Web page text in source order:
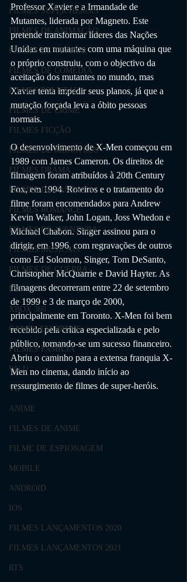
FILMES SUPER HERÓIS
FILMES DE ANIMAÇÃO
FILMES DE TERROR
FILMES DE COMÉDIA
FILMES POLICIAL
FILMES DE CRIME
FILMES FICÇÃO
FILMES DE MONSTROS
FILMES DRAMA
FILMES DE FANTASIA
FILMES ROMANCE
FILMES DE AVENTURA
FILMES MUSICAIS
FILMES DE GUERRA
PS3
XBOX 360
GAMES EM BREVE
FILMES FAMÍLIA
Wii U
VR
ANIME
FILMES DE ANIME
FILME DE ESPIONAGEM
MOBILE
ANDROID
IOS
FILMES LANÇAMENTOS 2020
FILMES LANÇAMENTOS 2021
RTS
Professor Xavier e a Irmandade de
Mutantes, liderada por Magneto. Este
pretende transformar líderes das Nações
Unidas em mutantes com uma máquina que
o próprio construiu, com o objectivo da
aceitação dos mutantes no mundo, mas
Xavier tenta impedir seus planos, já que a
mutação forçada leva a óbito pessoas
normais.
O desenvolvimento de X-Men começou em
1989 com James Cameron. Os direitos de
filmagem foram atribuídos à 20th Century
Fox, em 1994. Roteiros e o tratamento do
filme foram encomendados para Andrew
Kevin Walker, John Logan, Joss Whedon e
Michael Chabon. Singer assinou para o
dirigir, em 1996, com regravações de outros
como Ed Solomon, Singer, Tom DeSanto,
Christopher McQuarrie e David Hayter. As
filmagens decorreram entre 22 de setembro
de 1999 e 3 de março de 2000,
principalmente em Toronto. X-Men foi bem
recebido pela crítica especializada e pelo
público, tornando-se um sucesso financeiro.
Abriu o caminho para a extensa franquia X-
Men no cinema, dando início ao
ressurgimento de filmes de super-heróis.